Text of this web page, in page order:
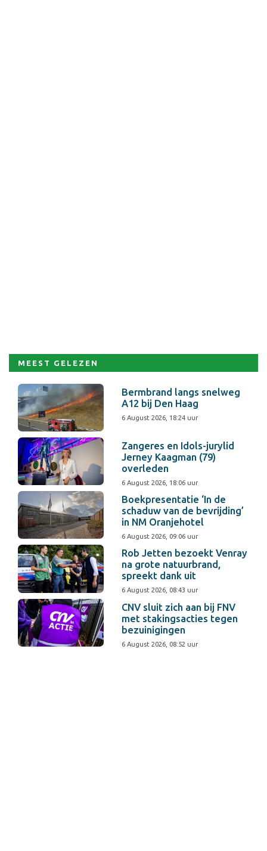
MEEST GELEZEN
Bermbrand langs snelweg
A12 bij Den Haag
6 August 2026, 18:24 uur
Zangeres en Idols-jurylid
Jerney Kaagman (79)
overleden
6 August 2026, 18:06 uur
Boekpresentatie ‘In de
schaduw van de bevrijding’
in NM Oranjehotel
6 August 2026, 09:06 uur
Rob Jetten bezoekt Venray
na grote natuurbrand,
spreekt dank uit
6 August 2026, 08:43 uur
CNV sluit zich aan bij FNV
met stakingsacties tegen
bezuinigingen
6 August 2026, 08:52 uur